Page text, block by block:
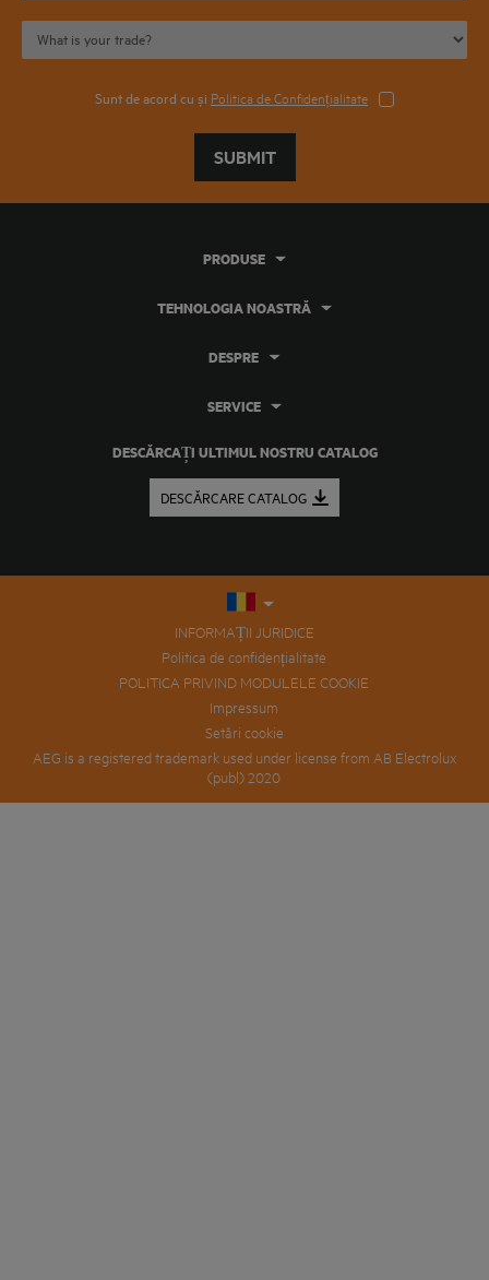
Sunt de acord cu și Politica de Confidențialitate
SUBMIT
DESCĂRCAȚI ULTIMUL NOSTRU CATALOG
DESCĂRCARE CATALOG
PRODUSE
TEHNOLOGIA NOASTRĂ
DESPRE
SERVICE
INFORMAȚII JURIDICE
Politica de confidențialitate
POLITICA PRIVIND MODULELE COOKIE
Impressum
Setări cookie
AEG is a registered trademark used under license from AB Electrolux
(publ) 2020